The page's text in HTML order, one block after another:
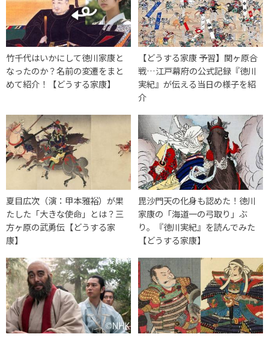
竹千代はいかにして徳川家康と
なったのか？名前の変遷をまと
めて紹介！【どうする家康】
【どうする家康 予習】関ヶ原合
戦…江戸幕府の公式記録『徳川
実紀』が伝える当日の様子を紹
介
夏目広次（演：甲本雅裕）が果
たした「大きな使命」とは？三
方ヶ原の武勇伝【どうする家
康】
毘沙門天の化身も認めた！徳川
家康の「海道一の弓取り」ぶ
り。『徳川実紀』を読んでみた
【どうする家康】